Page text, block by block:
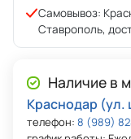
Самовывоз:
Ставрополь,
Наличие в
Краснодар (ул.
телефон: 8 (989)